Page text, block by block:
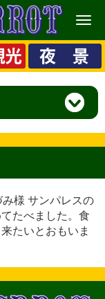
メ
ニ
ュ
ー
様 サンパレスの
たべました。食
たいとおもいま